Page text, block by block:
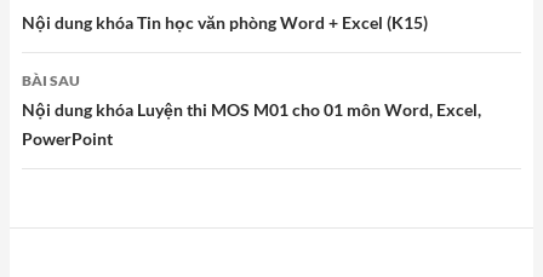
hướng
bài
Nội dung khóa Tin học văn phòng Word + Excel (K15)
BÀI SAU
Nội dung khóa Luyện thi MOS M01 cho 01 môn Word, Excel,
PowerPoint